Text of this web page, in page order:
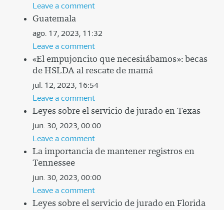
Leave a comment
Guatemala
ago. 17, 2023, 11:32
Leave a comment
«El empujoncito que necesitábamos»: becas
de HSLDA al rescate de mamá
jul. 12, 2023, 16:54
Leave a comment
Leyes sobre el servicio de jurado en Texas
jun. 30, 2023, 00:00
Leave a comment
La importancia de mantener registros en
Tennessee
jun. 30, 2023, 00:00
Leave a comment
Leyes sobre el servicio de jurado en Florida